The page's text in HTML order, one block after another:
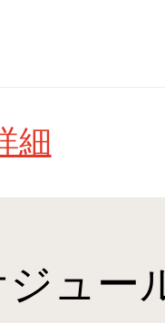
細
ジュー